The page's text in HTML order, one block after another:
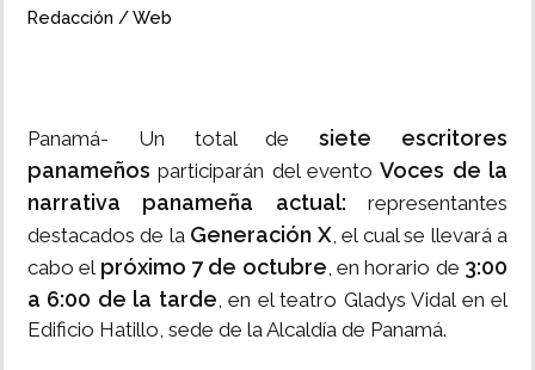
Redacción / Web
Panamá- Un total desiete escritores
panameños participarán del eventoVoces de la
narrativa panameña actual: representantes
destacados de la Generación X, el cual se llevará a
cabo el próximo 7 de octubre, en horario de 3:00
a 6:00 de la tarde, en el teatro Gladys Vidal en el
Edificio Hatillo, sede de la Alcaldía de Panamá.